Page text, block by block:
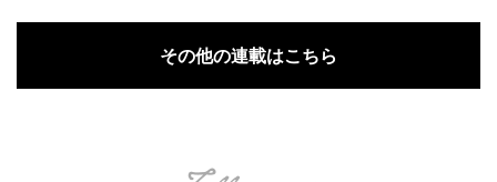
その他の連載はこちら